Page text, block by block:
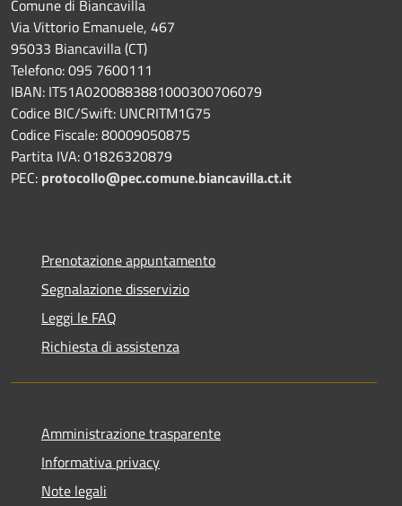
Comune di Biancavilla
Via Vittorio Emanuele, 467
95033 Biancavilla (CT)
Telefono: 095 7600111
IBAN: IT51A0200883881000300706079
Codice BIC/Swift: UNCRITM1G75
Codice Fiscale: 80009050875
Partita IVA: 01826320879
PEC: protocollo@pec.comune.biancavilla.ct.it
Prenotazione appuntamento
Segnalazione disservizio
Leggi le FAQ
Richiesta di assistenza
Amministrazione trasparente
Informativa privacy
Note legali